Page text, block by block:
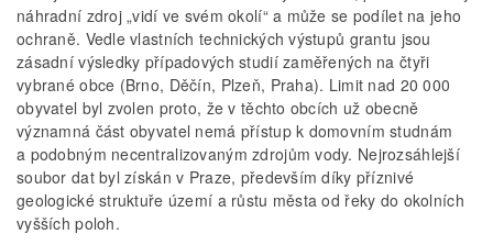
náhradní zdroj „vidí ve svém okolí“ a může se podílet na jeho
ochraně. Vedle vlastních technických výstupů grantu jsou
zásadní výsledky případových studií zaměřených na čtyři
vybrané obce (Brno, Děčín, Plzeň, Praha). Limit nad 20 000
obyvatel byl zvolen proto, že v těchto obcích už obecně
významná část obyvatel nemá přístup k domovním studnám
a podobným necentralizovaným zdrojům vody. Nejrozsáhlejší
soubor dat byl získán v Praze, především díky příznivé
geologické struktuře území a růstu města od řeky do okolních
vyšších poloh.